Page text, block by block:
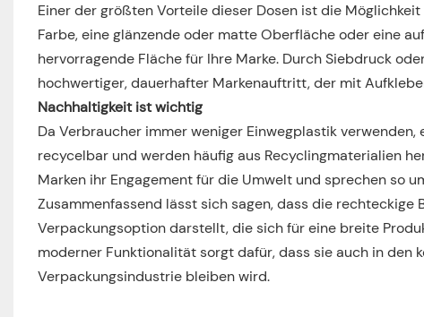
Einer der größten Vorteile dieser Dosen ist die
Farbe, eine glänzende oder matte Oberfläche oder eine
hervorragende Fläche für Ihre Marke. Durch Siebdruck
hochwertiger, dauerhafter Markenauftritt, der mit
Nachhaltigkeit ist wichtig
Da Verbraucher immer weniger Einwegplastik
recycelbar und werden häufig aus Recyclingmaterialien
Marken ihr Engagement für die Umwelt und sprechen so
Zusammenfassend lässt sich sagen, dass die
Verpackungsoption darstellt, die sich für eine breite
moderner Funktionalität sorgt dafür, dass sie auch in den
Verpackungsindustrie bleiben wird.